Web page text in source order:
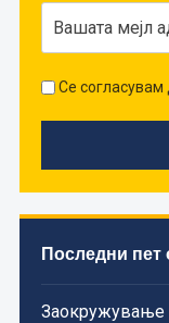
Се согласувам
Последни пет
Заокружување